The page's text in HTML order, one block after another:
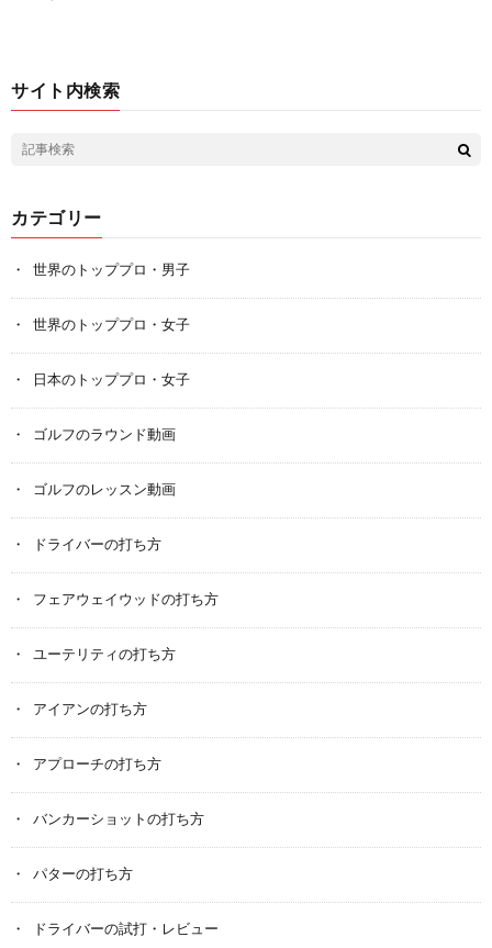
サイト内検索
カテゴリー
世界のトッププロ・男子
世界のトッププロ・女子
日本のトッププロ・女子
ゴルフのラウンド動画
ゴルフのレッスン動画
ドライバーの打ち方
フェアウェイウッドの打ち方
ユーテリティの打ち方
アイアンの打ち方
アプローチの打ち方
バンカーショットの打ち方
パターの打ち方
ドライバーの試打・レビュー